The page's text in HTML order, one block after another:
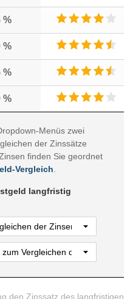
%
%
%
%
Menüs zwei
der Zinssätze
finden Sie geordnet
Vergleich
langfristig
den Zinssatz des langfristigen